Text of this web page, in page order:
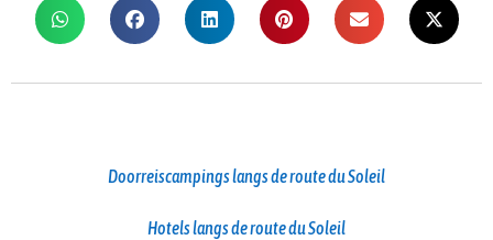
Doorreiscampings langs de route du Soleil
Hotels langs de route du Soleil